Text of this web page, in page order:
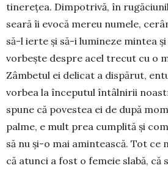
tinerețea. Dimpotrivă, în
seară îi evocă mereu numele,
să-l ierte și să-i lumineze mintea
vorbește despre acel trecut cu o
Zâmbetul ei delicat a dispărut,
vorbea la începutul întâlnirii
spune că povestea ei de după
palme, e mult prea cumplită și
să nu și-o mai amintească. Tot ce
că atunci a fost o femeie slabă, că